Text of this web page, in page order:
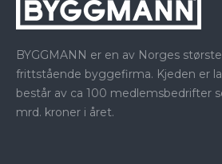
BYGGMANN er en av Norges
frittstående byggefirma. Kjeden er
består av ca 100 medlemsbedrifter
mrd. kroner i året.